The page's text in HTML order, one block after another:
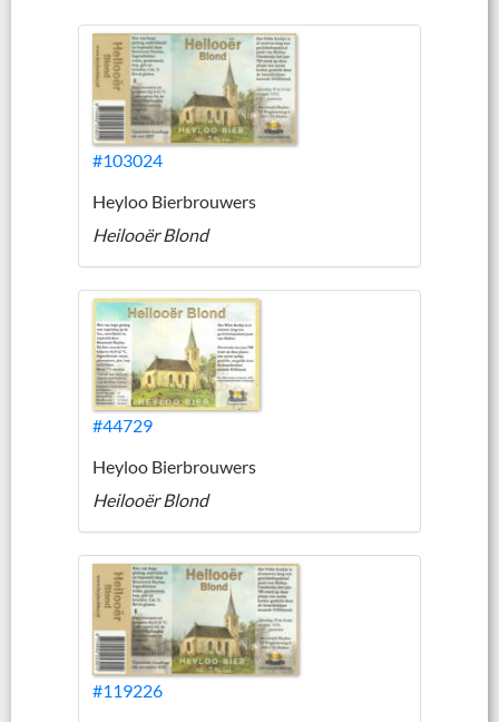
#103024
Heyloo Bierbrouwers
Heilooër Blond
#44729
Heyloo Bierbrouwers
Heilooër Blond
#119226